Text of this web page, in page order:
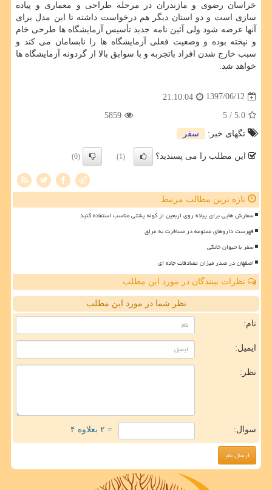
خراسان رضوی و مازندران در مرحله طراحی و معماری و پیاده
سازی است و دو استان دیگر هم درخواست داشته تا این مدل برای
آنها عرضه شود ولی آئین نامه جدید تأسیس آزمایشگاه ها طرحی خام
و نپخته بوده و وضعیت فعلی آزمایشگاه ها را نابسامان می كند و
سبب خارج شدن افراد باتجربه و با سوابق بالا از گردونه آزمایشگاه ها
خواهد شد.
1397/06/12
21:10:04
5.0
/ 5
5859
تگهای خبر:
سفر
این مطلب را می پسندید؟ (1)
(0)
تازه ترین مطالب مرتبط
سفارش هایی برای پیاده روی اربعین از کوله پشتی مناسب استفاده کنید
فهرست داروهای ممنوعه در مسافرت به عراق
سفر با حیوان خانگی
اصفهان در صدر میزان تصادفات جاده ای
نظرات بینندگان در مورد این مطلب
نظر شما در مورد این مطلب
نام:
ایمیل:
نظر:
سوال: = ۲ بعلاوه ۴